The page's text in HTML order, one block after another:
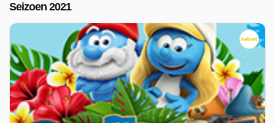
Seizoen 2021